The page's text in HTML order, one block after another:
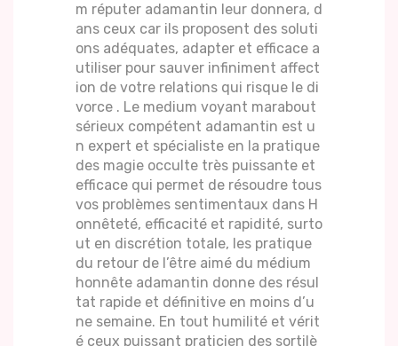
m réputer adamantin leur donnera, d
ans ceux car ils proposent des soluti
ons adéquates, adapter et efficace a
utiliser pour sauver infiniment affect
ion de votre relations qui risque le di
vorce . Le medium voyant marabout
sérieux compétent adamantin est u
n expert et spécialiste en la pratique
des magie occulte très puissante et
efficace qui permet de résoudre tous
vos problèmes sentimentaux dans H
onnêteté, efficacité et rapidité, surto
ut en discrétion totale, les pratique
du retour de l’être aimé du médium
honnête adamantin donne des résul
tat rapide et définitive en moins d’u
ne semaine. En tout humilité et vérit
é ceux puissant praticien des sortilè